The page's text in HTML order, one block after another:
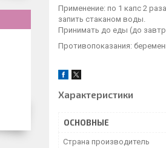
Применение: по 1 капс 2
запить стаканом воды.
Принимать до еды (до
Противопоказания:
Характеристики
ОСНОВНЫЕ
Страна производитель